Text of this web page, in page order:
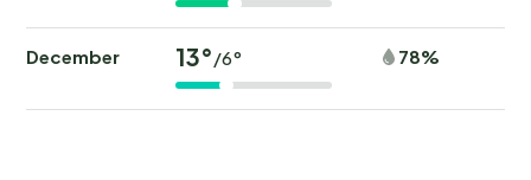
December 13°/6° 78%